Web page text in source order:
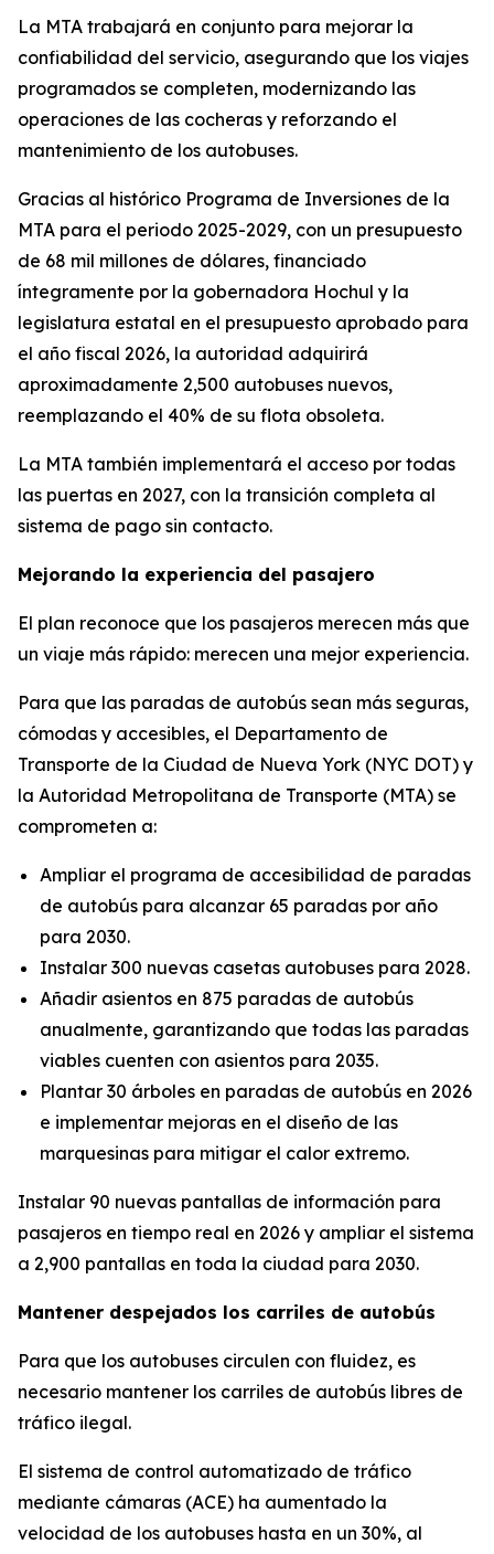
La MTA trabajará en conjunto para mejorar la
confiabilidad del servicio, asegurando que los viajes
programados se completen, modernizando las
operaciones de las cocheras y reforzando el
mantenimiento de los autobuses.
Gracias al histórico Programa de Inversiones de la
MTA para el periodo 2025-2029, con un presupuesto
de 68 mil millones de dólares, financiado
íntegramente por la gobernadora Hochul y la
legislatura estatal en el presupuesto aprobado para
el año fiscal 2026, la autoridad adquirirá
aproximadamente 2,500 autobuses nuevos,
reemplazando el 40% de su flota obsoleta.
La MTA también implementará el acceso por todas
las puertas en 2027, con la transición completa al
sistema de pago sin contacto.
Mejorando la experiencia del pasajero
El plan reconoce que los pasajeros merecen más que
un viaje más rápido: merecen una mejor experiencia.
Para que las paradas de autobús sean más seguras,
cómodas y accesibles, el Departamento de
Transporte de la Ciudad de Nueva York (NYC DOT) y
la Autoridad Metropolitana de Transporte (MTA) se
comprometen a:
Ampliar el programa de accesibilidad de paradas
de autobús para alcanzar 65 paradas por año
para 2030.
Instalar 300 nuevas casetas autobuses para 2028.
Añadir asientos en 875 paradas de autobús
anualmente, garantizando que todas las paradas
viables cuenten con asientos para 2035.
Plantar 30 árboles en paradas de autobús en 2026
e implementar mejoras en el diseño de las
marquesinas para mitigar el calor extremo.
Instalar 90 nuevas pantallas de información para
pasajeros en tiempo real en 2026 y ampliar el sistema
a 2,900 pantallas en toda la ciudad para 2030.
Mantener despejados los carriles de autobús
Para que los autobuses circulen con fluidez, es
necesario mantener los carriles de autobús libres de
tráfico ilegal.
El sistema de control automatizado de tráfico
mediante cámaras (ACE) ha aumentado la
velocidad de los autobuses hasta en un 30%, al